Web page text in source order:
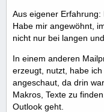
Aus eigener
Habe mir angewöhnt,
nicht nur bei langen
In einem anderen
erzeugt, nutzt, habe
angeschaut, da drin
Makros, Texte zu
Outlook geht.